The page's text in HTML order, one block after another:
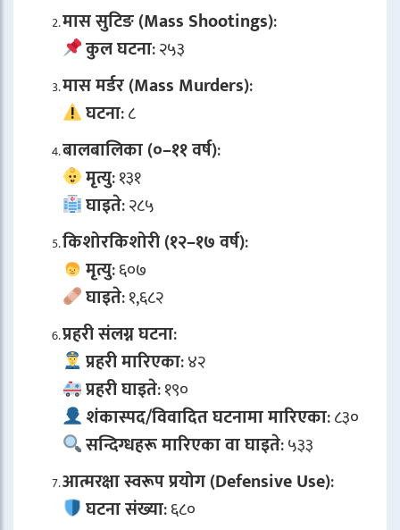
मास सुटिङ (Mass Shootings):
कुल घटना: २५३
मास मर्डर (Mass Murders):
घटना: ८
बालबालिका (०–११ वर्ष):
मृत्यु: १३१
घाइते: २८५
किशोरकिशोरी (१२–१७ वर्ष):
मृत्यु: ६०७
घाइते: १,६८२
प्रहरी संलग्न घटना:
प्रहरी मारिएका: ४२
प्रहरी घाइते: १९०
शंकास्पद/विवादित घटनामा मारिएका: ८३०
सन्दिग्धहरू मारिएका वा घाइते: ५३३
आत्मरक्षा स्वरूप प्रयोग (Defensive Use):
घटना संख्या: ६८०